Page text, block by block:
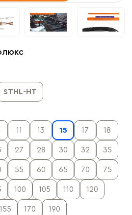
STHL-HT
11 13 15 17 18
27 28 30 32 35
55 60 65 70 75
100 105 110 120
155 170 190